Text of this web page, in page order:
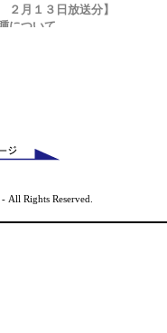
- All Rights Reserved.